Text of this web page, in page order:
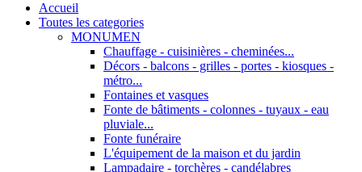
Accueil
Toutes les categories
MONUMEN
Chauffage - cuisinières - cheminées...
Décors - balcons - grilles - portes - kiosques -
métro...
Fontaines et vasques
Fonte de bâtiments - colonnes - tuyaux - eau
pluviale...
Fonte funéraire
L'équipement de la maison et du jardin
Lampadaire - torchères - candélabres